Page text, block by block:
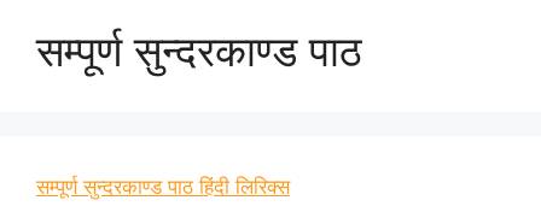
सम्पूर्ण सुन्दरकाण्ड पाठ
सम्पूर्ण सुन्दरकाण्ड पाठ हिंदी लिरिक्स